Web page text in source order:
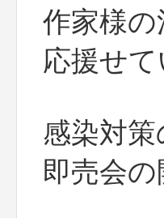
作家様
応援せ
感染対
即売会